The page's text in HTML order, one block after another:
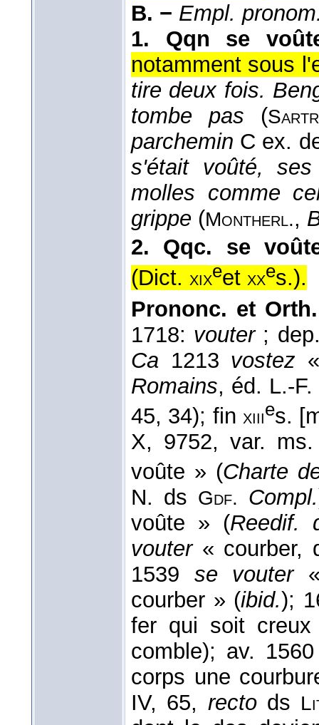
B. − Empl.
1.
Qqn se
notamment sous
tire deux fois.
tombe pas (
parchemin C ex.
s'était voûté,
molles comme
grippe (Montherl.,
2.
Qqc. se
(Dict. xixeet xxes.).
Prononc. et
1718: vouter ;
Ca 1213 vostez
Romains, éd. L.-
45, 34); fin xiiies.
X, 9752, var.
voûte » (Charte
N. ds Gdf. Compl.
voûte » (Reedif.
vouter« courber,
1539 se vouter«
courber » (ibid.);
fer qui soit
comble); av.
corps une
IV, 65, rectods